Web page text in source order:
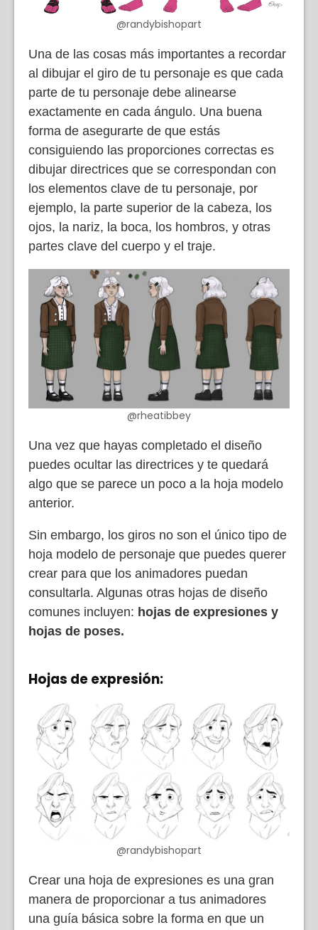
@randybishopart
Una de las cosas más importantes a recordar
al dibujar el giro de tu personaje es que cada
parte de tu personaje debe alinearse
exactamente en cada ángulo. Una buena
forma de asegurarte de que estás
consiguiendo las proporciones correctas es
dibujar directrices que se correspondan con
los elementos clave de tu personaje, por
ejemplo, la parte superior de la cabeza, los
ojos, la nariz, la boca, los hombros, y otras
partes clave del cuerpo y el traje.
@rheatibbey
Una vez que hayas completado el diseño
puedes ocultar las directrices y te quedará
algo que se parece un poco a la hoja modelo
anterior.
Sin embargo, los giros no son el único tipo de
hoja modelo de personaje que puedes querer
crear para que los animadores puedan
consultarla. Algunas otras hojas de diseño
comunes incluyen: hojas de expresiones y
hojas de poses.
Hojas de expresión:
@randybishopart
Crear una hoja de expresiones es una gran
manera de proporcionar a tus animadores
una guía básica sobre la forma en que un